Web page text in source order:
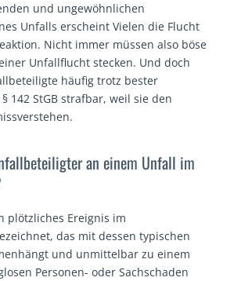
und ungewöhnlichen
Unfalls erscheint Vielen die Flucht
Nicht immer müssen also böse
Unfallflucht stecken. Und doch
häufig trotz bester
142 StGB strafbar, weil sie den
an einem Unfall im
plötzliches Ereignis im
das mit dessen typischen
und unmittelbar zu einem
Personen- oder Sachschaden